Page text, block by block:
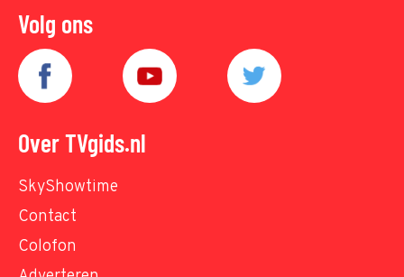
Volg ons
Over TVgids.nl
SkyShowtime
Contact
Colofon